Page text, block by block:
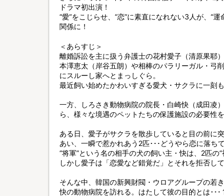
ドラマ初出演！
“愛”をこじらせ、“恋”に素直になれない3人が、“
関係に！
＜あらすじ＞
離婚訴訟を主に扱う弁護士の花村愛子（清原果耶
本澤恵太（岸谷五朗）や相棒のパラリーガル・弓
にスルーし家へとまっしぐら。
最近飼い始めたかわいすぎる愛犬・サクラに一刻も
一方、しろさき動物病院の院長・白崎快（成田凌
ら、様々な境遇のペットたちの保護施設の必要性
ある日、愛子がサクラを散歩していると目の前に
あい、一瞬で惹かれあう2匹･･･どうやら恋に落ち
“将軍”という名の相手の犬の飼い主・快は、2匹の
しかし愛子は「恋愛など錯覚だ」とそれを拒否して
そんな中、韓国の新興財閥・ウロアグループの若
快の動物病院を訪れる。はたして彼の目的とは･･･